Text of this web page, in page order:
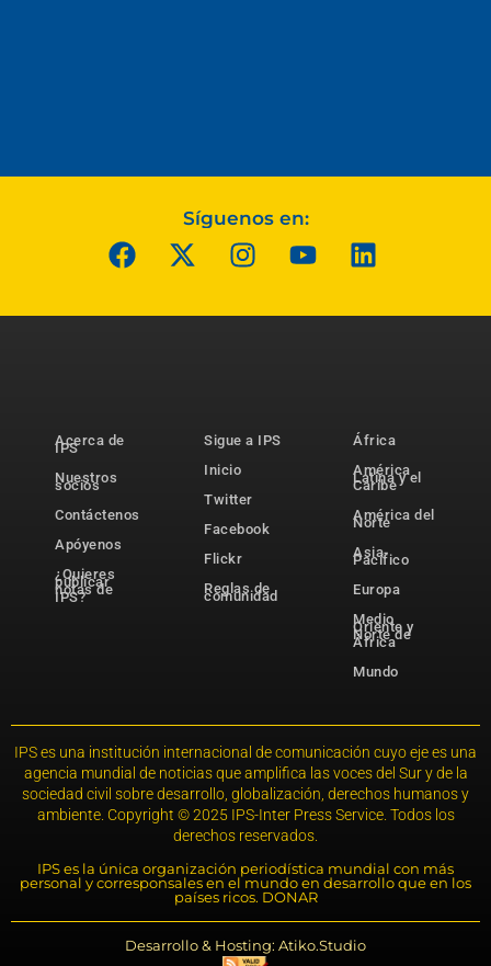
Síguenos en:
Acerca de
IPS
Nuestros
socios
Contáctenos
Apóyenos
¿Quieres
publicar
notas de
IPS?
Sigue a IPS
Inicio
Twitter
Facebook
Flickr
Reglas de
comunidad
África
América
Latina y el
Caribe
América del
Norte
Asia-
Pacífico
Europa
Medio
Oriente y
Norte de
África
Mundo
IPS es una institución internacional de comunicación cuyo eje es una
agencia mundial de noticias que amplifica las voces del Sur y de la
sociedad civil sobre desarrollo, globalización, derechos humanos y
ambiente. Copyright © 2025 IPS-Inter Press Service. Todos los
derechos reservados.
IPS es la única organización periodística mundial con más
personal y corresponsales en el mundo en desarrollo que en los
países ricos. DONAR
Desarrollo & Hosting: Atiko.Studio